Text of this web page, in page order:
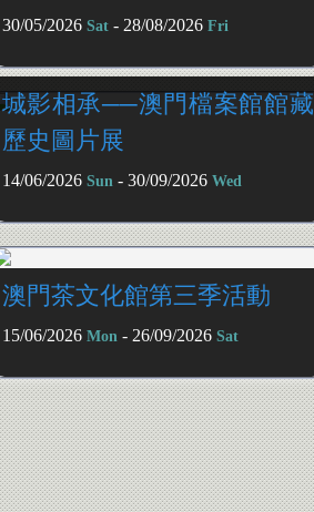
30/05/2026 Sat- 28/08/2026 Fri
城影相承──澳門檔案館館藏
歷史圖片展
14/06/2026 Sun - 30/09/2026 Wed
澳門茶文化館第三季活動
15/06/2026 Mon - 26/09/2026 Sat